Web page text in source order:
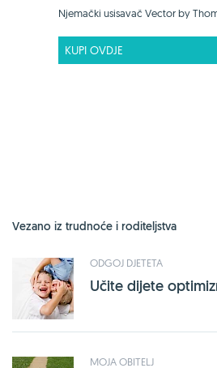
Njemački usisavač Vector by
KUPI OVDJE
Vezano iz trudnoće i roditeljstva
ODGOJ DJETETA
Učite dijete
MOJA OBITELJ